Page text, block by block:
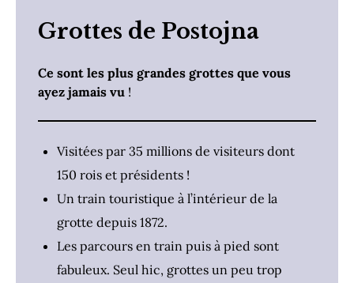
Grottes de Postojna
Ce sont les plus grandes grottes que vous
ayez jamais vu !
Visitées par 35 millions de visiteurs dont
150 rois et présidents !
Un train touristique à l’intérieur de la
grotte depuis 1872.
Les parcours en train puis à pied sont
fabuleux. Seul hic, grottes un peu trop